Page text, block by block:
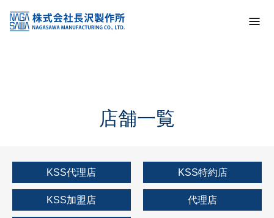
KSS加盟店・取扱店情報
店舗一覧
店舗一覧
KSS代理店 KSS特約店
KSS加盟店 代理店